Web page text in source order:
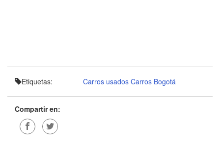
Etiquetas: Carros usados Carros Bogotá
Compartir en: